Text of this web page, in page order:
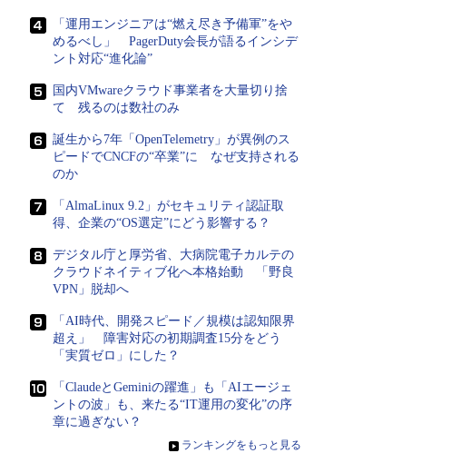
「運用エンジニアは“燃え尽き予備軍”をや
めるべし」 PagerDuty会長が語るインシデ
ント対応“進化論”
国内VMwareクラウド事業者を大量切り捨
て 残るのは数社のみ
誕生から7年「OpenTelemetry」が異例のス
ピードでCNCFの“卒業”に なぜ支持される
のか
「AlmaLinux 9.2」がセキュリティ認証取
得、企業の“OS選定”にどう影響する？
デジタル庁と厚労省、大病院電子カルテの
クラウドネイティブ化へ本格始動 「野良
VPN」脱却へ
「AI時代、開発スピード／規模は認知限界
超え」 障害対応の初期調査15分をどう
「実質ゼロ」にした？
「ClaudeとGeminiの躍進」も「AIエージェ
ントの波」も、来たる“IT運用の変化”の序
章に過ぎない？
» ランキングをもっと見る